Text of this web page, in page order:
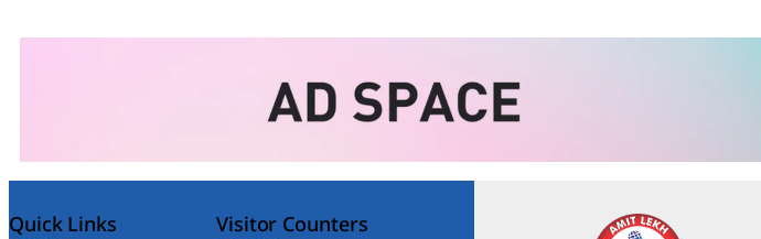
Quick Links Visitor Counters